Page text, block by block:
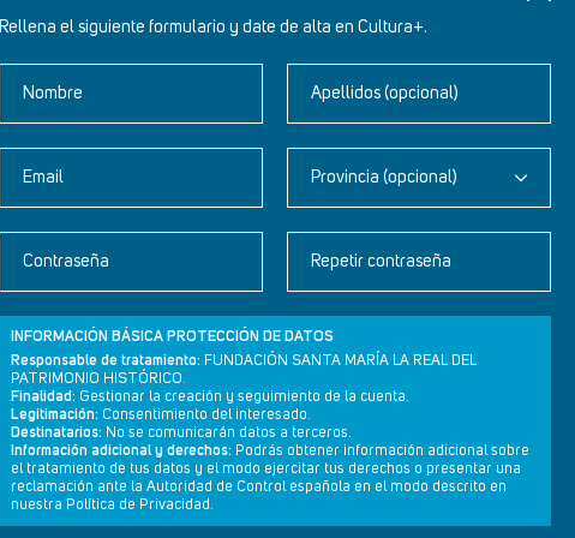
Rellena el siguiente formulario y date de alta en Cultura+.
Nombre Apellidos (opcional)
Email Provincia (opcional)
Contraseña Repetir contraseña
INFORMACIÓN BÁSICA PROTECCIÓN DE DATOS
Responsable de tratamiento: FUNDACIÓN SANTA MARÍA LA REAL DEL
PATRIMONIO HISTÓRICO.
Finalidad: Gestionar la creación y seguimiento de la cuenta.
Legitimación: Consentimiento del interesado.
Destinatarios: No se comunicarán datos a terceros.
Información adicional y derechos: Podrás obtener información adicional sobre
el tratamiento de tus datos y el modo ejercitar tus derechos o presentar una
reclamación ante la Autoridad de Control española en el modo descrito en
nuestra Política de Privacidad.
Newsletter
Aviso legal
Política de privacidad
Política de cookies